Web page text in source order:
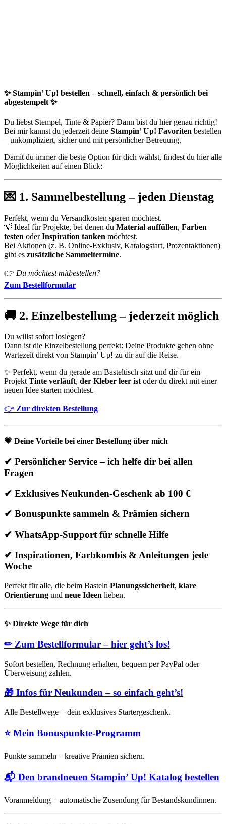
✨Stampin’ Up! bestellen – schnell, einfach & persönlich bei
abgestempelt ✨
Du liebst Stempel, Tinte & Papier? Dann bist du hier genau richtig!
Bei mir kannst du jederzeit deine Stampin’ Up! Favoriten bestellen
– unkompliziert, sicher und mit persönlicher Betreuung.
Damit du immer die beste Option für dich wählst, findest du hier alle
Möglichkeiten auf einen Blick:
💌 1. Sammelbestellung – jeden Dienstag
Perfekt, wenn du Versandkosten sparen möchtest.
💡 Ideal für Projekte, bei denen du Material auffüllen, Farben
testen oderInspiration tanken möchtest.
Bei Aktionen (z. B. Online-Exklusiv, Katalogstart, Prozentaktionen)
gibt es zusätzliche Sammeltermine.
👉 Du möchtest mitbestellen?
Zum Bestellformular
🚚 2. Einzelbestellung – jederzeit möglich
Du willst sofort loslegen?
Dann ist die Einzelbestellung perfekt: Deine Produkte gehen ohne
Wartezeit direkt von Stampin’ Up! zu dir auf die Reise.
✨ Perfekt, wenn du gerade am Basteltisch sitzt und dir für ein
ProjektTinte verläuft, der Kleber leer istoder du direkt mit einer
neuen Idee starten möchtest.
👉 Zur direkten Bestellung
💗 Deine Vorteile bei einer Bestellung über mich
✔ Persönlicher Service – ich helfe dir bei allen
Fragen
✔ Exklusives Neukunden-Geschenk ab 100 €
✔ Bonuspunkte sammeln & Prämien sichern
✔ WhatsApp-Support für schnelle Hilfe
✔ Inspirationen, Farbkombis & Anleitungen jede
Woche
Perfekt für alle, die beim Basteln Planungssicherheit, klare
Orientierung und neue Ideen lieben.
✨Direkte Wege für dich
✏ Zum Bestellformular – hier geht’s los!
Sofort bestellen, Rechnung erhalten, bequem per PayPal oder
Überweisung zahlen.
🎁 Infos für Neukunden – so einfach geht’s!
Alle Bestellwege + dein exklusives Startergeschenk.
⭐Mein Bonuspunkte-Programm
Punkte sammeln – kreative Prämien sichern.
📬 Den brandneuen Stampin’ Up! Katalog bestellen
Voranmeldung + automatische Zusendung für Bestandskundinnen.